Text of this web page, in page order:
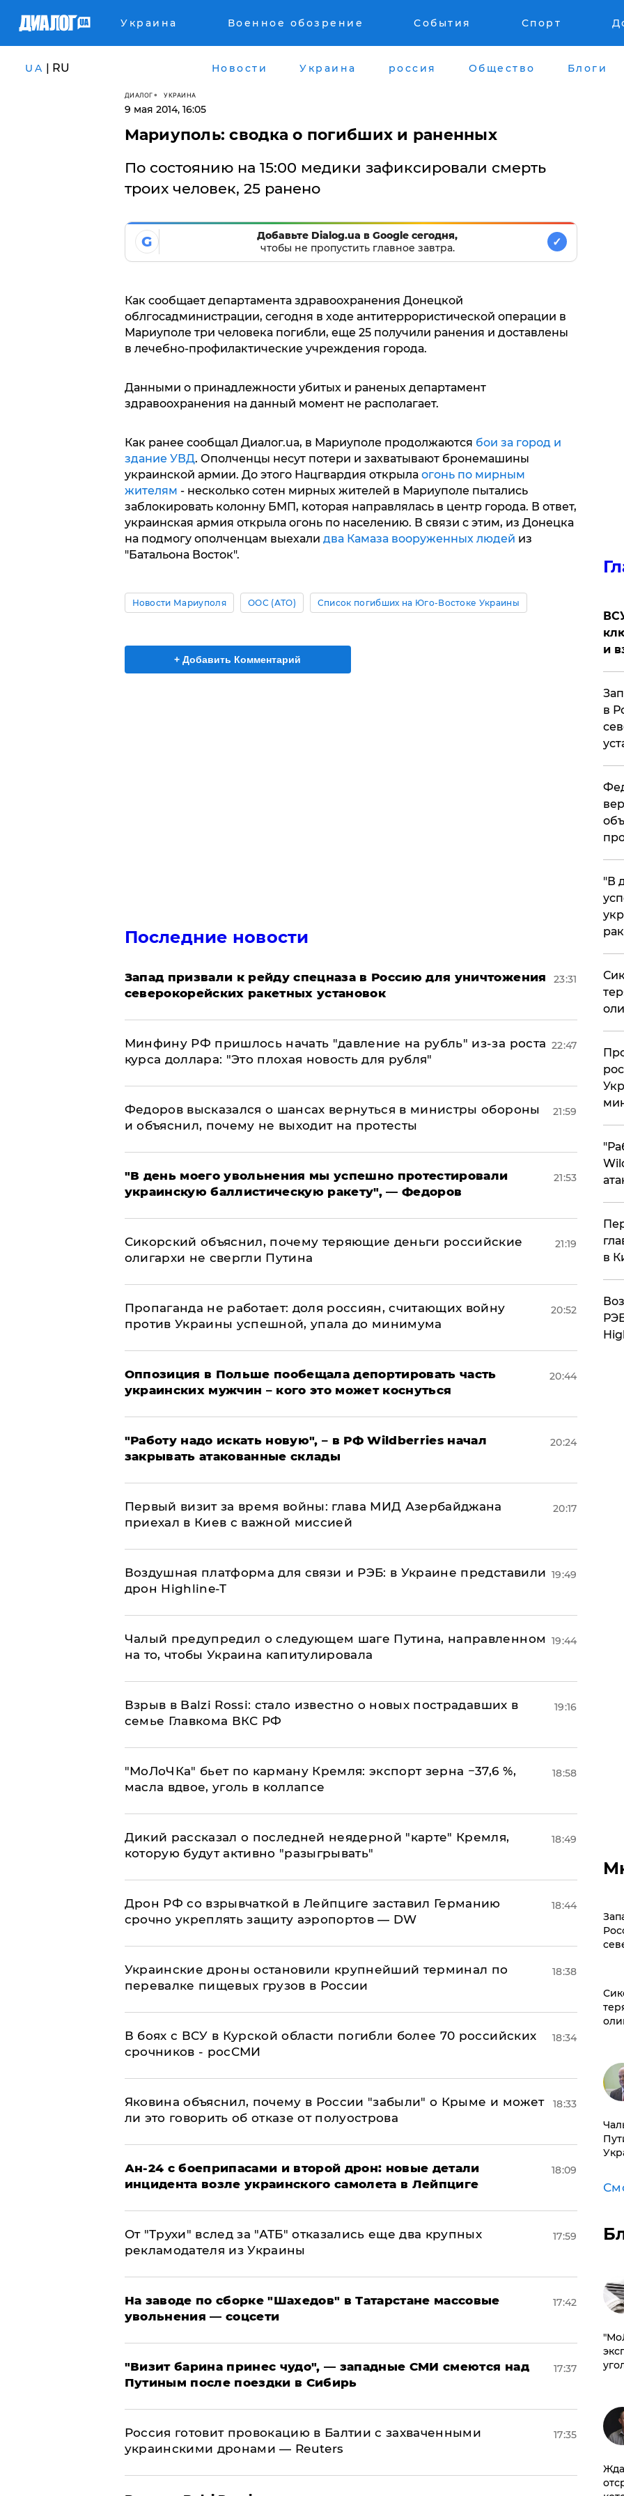
Украина Военное обозрение События Спорт
UA | RU Новости Украина россия Общество Блоги
ДИАЛОГ УКРАИНА
9 мая 2014, 16:05
Мариуполь: сводка о погибших и раненных
По состоянию на 15:00 медики зафиксировали смерть
троих человек, 25 ранено
G
Добавьте Dialog.ua в Google сегодня,
чтобы не пропустить главное завтра.
✓
Как сообщает департамента здравоохранения Донецкой
облгосадминистрации, сегодня в ходе антитеррористической операции в
Мариуполе три человека погибли, еще 25 получили ранения и доставлены
в лечебно-профилактические учреждения города.
Данными о принадлежности убитых и раненых департамент
здравоохранения на данный момент не располагает.
Как ранее сообщал Диалог.uа, в Мариуполе продолжаются бои за город и
здание УВД. Ополченцы несут потери и захватывают бронемашины
украинской армии. До этого Нацгвардия открыла огонь по мирным
жителям - несколько сотен мирных жителей в Мариуполе пытались
заблокировать колонну БМП, которая направлялась в центр города. В ответ,
украинская армия открыла огонь по населению. В связи с этим, из Донецка
на подмогу ополченцам выехали два Камаза вооруженных людей из
"Батальона Восток".
Новости Мариуполя ООС (АТО) Список погибших на Юго-Востоке Украины
+ Добавить Комментарий
Последние новости
Запад призвали к рейду спецназа в Россию для уничтожения
северокорейских ракетных установок
23:31
Минфину РФ пришлось начать "давление на рубль" из-за роста
курса доллара: "Это плохая новость для рубля"
22:47
Федоров высказался о шансах вернуться в министры обороны
и объяснил, почему не выходит на протесты
21:59
​"В день моего увольнения мы успешно протестировали
украинскую баллистическую ракету", — Федоров
21:53
Сикорский объяснил, почему теряющие деньги российские
олигархи не свергли Путина
21:19
​Пропаганда не работает: доля россиян, считающих войну
против Украины успешной, упала до минимума
20:52
Оппозиция в Польше пообещала депортировать часть
украинских мужчин – кого это может коснуться
20:44
"Работу надо искать новую", – в РФ Wildberries начал
закрывать атакованные склады
20:24
Первый визит за время войны: глава МИД Азербайджана
приехал в Киев с важной миссией
20:17
Воздушная платформа для связи и РЭБ: в Украине представили
дрон Highline-T
19:49
Чалый предупредил о следующем шаге Путина, направленном
на то, чтобы Украина капитулировала
19:44
Взрыв в Balzi Rossi: стало известно о новых пострадавших в
семье Главкома ВКС РФ
19:16
​"МоЛоЧКа" бьет по карману Кремля: экспорт зерна −37,6 %,
масла вдвое, уголь в коллапсе
18:58
Дикий рассказал о последней неядерной "карте" Кремля,
которую будут активно "разыгрывать"
18:49
​Дрон РФ со взрывчаткой в Лейпциге заставил Германию
срочно укреплять защиту аэропортов — DW
18:44
Украинские дроны остановили крупнейший терминал по
перевалке пищевых грузов в России
18:38
В боях с ВСУ в Курской области погибли более 70 российских
срочников - росСМИ
18:34
Яковина объяснил, почему в России "забыли" о Крыме и может
ли это говорить об отказе от полуострова
18:33
Ан-24 с боеприпасами и второй дрон: новые детали
инцидента возле украинского самолета в Лейпциге
18:09
От "Трухи" вслед за "АТБ" отказались еще два крупных
рекламодателя из Украины
17:59
На заводе по сборке "Шахедов" в Татарстане массовые
увольнения — соцсети
17:42
"Визит барина принес чудо", — западные СМИ смеются над
Путиным после поездки в Сибирь
17:37
​Россия готовит провокацию в Балтии с захваченными
украинскими дронами — Reuters
17:35
и
в
​"В
в